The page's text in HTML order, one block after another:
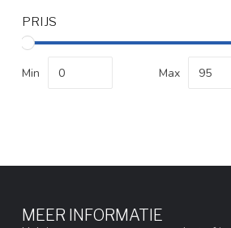
PRIJS
Min Max
MEER INFORMATIE